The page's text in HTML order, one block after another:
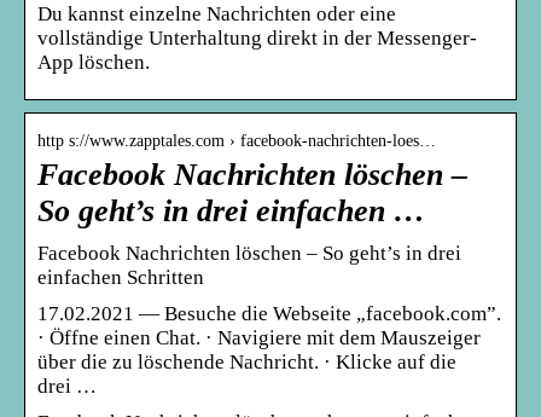
Du kannst einzelne Nachrichten oder eine
vollständige Unterhaltung direkt in der Messenger-
App löschen.
http s://www.zapptales.com › facebook-nachrichten-loes…
Facebook Nachrichten löschen –
So geht’s in drei einfachen …
Facebook Nachrichten löschen – So geht’s in drei
einfachen Schritten
17.02.2021 — Besuche die Webseite „facebook.com”.
· Öffne einen Chat. · Navigiere mit dem Mauszeiger
über die zu löschende Nachricht. · Klicke auf die
drei …